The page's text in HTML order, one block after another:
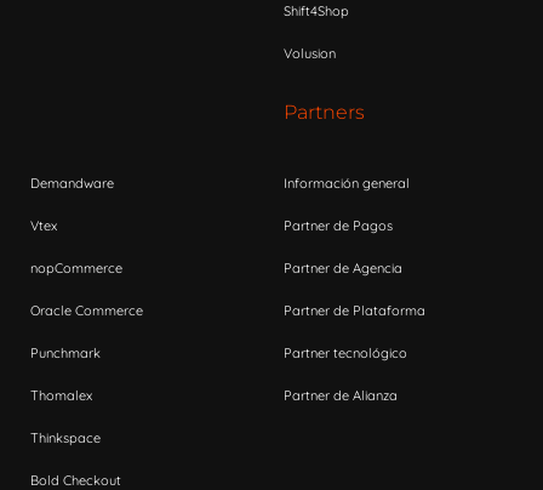
Shift4Shop
Volusion
Demandware
Vtex
nopCommerce
Oracle Commerce
Punchmark
Thomalex
Thinkspace
Bold Checkout
Partners
Información general
Partner de Pagos
Partner de Agencia
Partner de Plataforma
Partner tecnológico
Partner de Alianza